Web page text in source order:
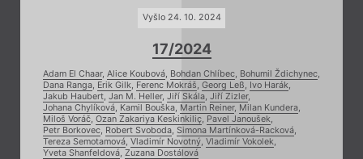
Vyšlo 24. 10. 2024
17/2024
Adam El Chaar, Alice Koubová Bohdan Chlíbec Bohumil Ždichynec
Dana Ranga Erik Gilk Ferenc Mokráš Georg Leß Ivo Harák
Jakub Haubert Jan M. Heller, Jiří Skála Jiří Zizler,
Johana Chylíková Kamil Bouška Martin Reiner, Milan Kundera
Miloš Voráč Ozan Zakariya Keskinkiliç Pavel Janoušek
Petr Borkovec Robert Svoboda Simona Martínková-Racková
Tereza Semotamová Vladimír Novotný Vladimír Vokolek
Yveta Shanfeldová Zuzana Dostálová